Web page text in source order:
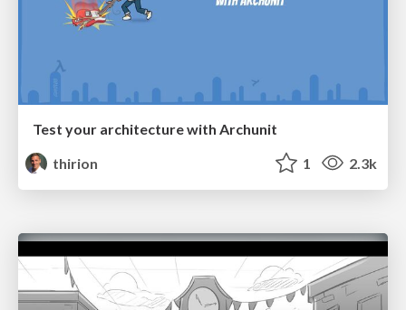
Test your architecture with Archunit
thirion
1 2.3k